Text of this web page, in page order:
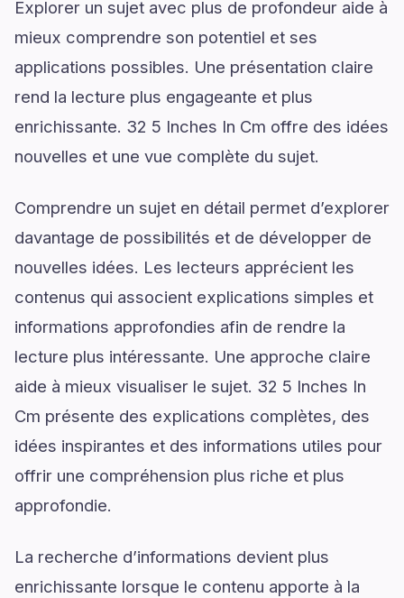
Explorer un sujet avec plus de profondeur aide à
mieux comprendre son potentiel et ses
applications possibles. Une présentation claire
rend la lecture plus engageante et plus
enrichissante. 32 5 Inches In Cm offre des idées
nouvelles et une vue complète du sujet.
Comprendre un sujet en détail permet d’explorer
davantage de possibilités et de développer de
nouvelles idées. Les lecteurs apprécient les
contenus qui associent explications simples et
informations approfondies afin de rendre la
lecture plus intéressante. Une approche claire
aide à mieux visualiser le sujet. 32 5 Inches In
Cm présente des explications complètes, des
idées inspirantes et des informations utiles pour
offrir une compréhension plus riche et plus
approfondie.
La recherche d’informations devient plus
enrichissante lorsque le contenu apporte à la